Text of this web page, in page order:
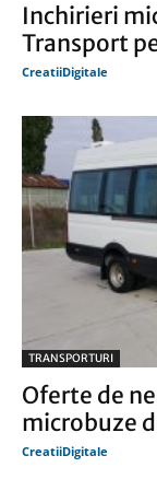
Inchirieri
Transport
CreatiiDigitale
TRANSPORTURI
Oferte de
microbuze
CreatiiDigitale